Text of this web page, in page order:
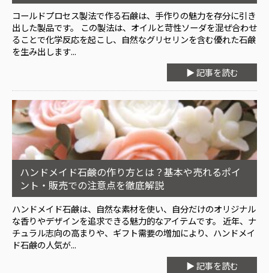
コールドプロセス製法で作る石鹸は、手作りの魅力を存分に引き
出した製品です。 この製法は、オイルと苛性ソーダを混ぜ合わせ
ることで化学反応を起こし、自然なグリセリンを含む優れた石鹸
を生み出します...
▶ 記事を読む
ハンドメイド石鹸の作り方とは？基本や売れるポイ
ント・販売での注意点を徹底解説
ハンドメイド石鹸は、自然な素材を使い、自分だけのオリジナル
な香りやデザインを追求できる魅力的なアイテムです。 近年、ナ
チュラル志向の高まりや、ギフト需要の増加により、ハンドメイ
ド石鹸の人気が...
▶ 記事を読む